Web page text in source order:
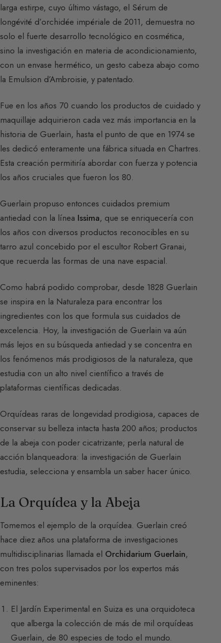
larga estirpe, cuyo último vástago, el Sérum de
longévité d’orchidée impériale de 2011, demuestra no
solo el fuerte desarrollo tecnológico en cosmética,
sino la investigación en materia de acondicionamiento,
con un envase hermético, un gesto cabeza abajo como
la Emulsion d’Ambroisie, y patentado.
Fue en los años 70 cuando los productos de cuidado y
maquillaje adquirieron cada vez más importancia en la
historia de Guerlain, hasta el punto de que en 1974 se
les dedicó enteramente una fábrica situada en Chartres.
Esta creación permitiría abordar con fuerza y potencia
los años cruciales que fueron los 80.
Guerlain propuso entonces cuidados premium
antiedad con la línea Issima, que se enriquecería con
los años con diversos productos reconocibles en su
tarro azul concebido por el escultor Robert Granai,
que recuerda las formas de una nave espacial.
Como habrá podido comprobar, desde 1828 Guerlain
se inspira en la Naturaleza para encontrar los
ingredientes con los que formula sus cuidados de
excelencia. Hoy, la investigación de Guerlain va aún
más lejos en su búsqueda antiedad y se concentra en
los fenómenos más prodigiosos de la naturaleza, que
estudia con un alto nivel científico a través de
plataformas científicas dedicadas.
Orquídeas raras de longevidad prodigiosa, capaces de
conservar su belleza intacta hasta 200 años; productos
de la abeja con poder cicatrizante; perla natural de
acción blanqueadora: la investigación de Guerlain
estudia, selecciona y ensambla un saber hacer único.
La Orquídea y la Abeja
Tomemos el ejemplo de la orquídea. Guerlain creó
hace diez años una plataforma de investigaciones
multidisciplinarias llamada el Orchidarium Guerlain,
con tres polos supervisados por los expertos más
eminentes:
El Jardín Experimental en Suiza es una orquidoteca
que alberga la colección de más de mil orquídeas
Guerlain, de 80 especies de todo el mundo.